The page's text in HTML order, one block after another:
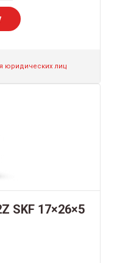
юридических лиц
SKF 17×26×5